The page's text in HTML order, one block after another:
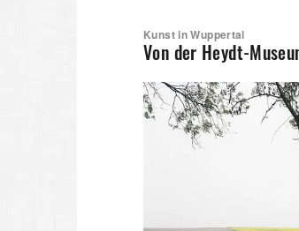
Kunst in Wuppertal
Von der Heydt-